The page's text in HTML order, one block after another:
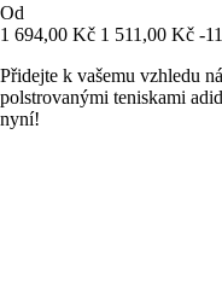
Od
1 694,00 Kč 1 511,00 Kč -
Přidejte k vašemu vzhledu
polstrovanými teniskami
nyní!